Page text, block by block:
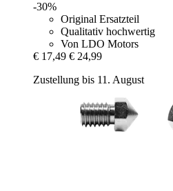
-30%
Original Ersatzteil
Qualitativ hochwertig
Von LDO Motors
€ 17,49 € 24,99
Zustellung bis 11. August